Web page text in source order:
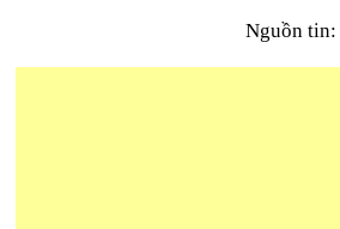
Nguồn tin: